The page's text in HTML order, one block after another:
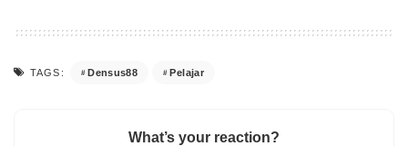
TAGS: Densus88 Pelajar
What’s your reaction?